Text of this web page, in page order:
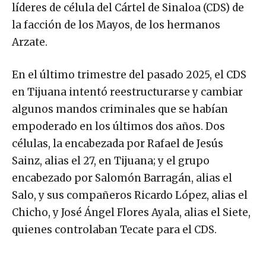
líderes de célula del Cártel de Sinaloa (CDS) de
la facción de los Mayos, de los hermanos
Arzate.
En el último trimestre del pasado 2025, el CDS
en Tijuana intentó reestructurarse y cambiar
algunos mandos criminales que se habían
empoderado en los últimos dos años. Dos
células, la encabezada por Rafael de Jesús
Sainz, alias el 27, en Tijuana; y el grupo
encabezado por Salomón Barragán, alias el
Salo, y sus compañeros Ricardo López, alias el
Chicho, y José Ángel Flores Ayala, alias el Siete,
quienes controlaban Tecate para el CDS.